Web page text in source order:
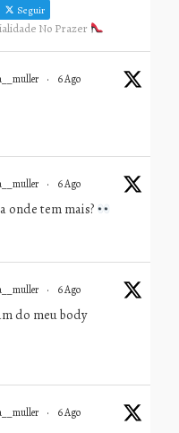
Seguir
No Prazer
· 6 Ago
· 6 Ago
onde tem mais?
· 6 Ago
do meu body
· 6 Ago